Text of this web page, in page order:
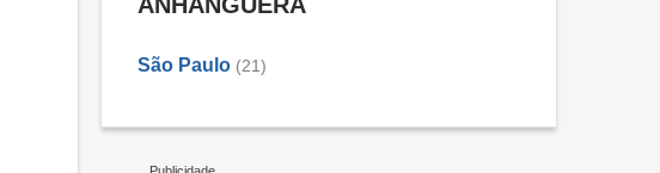
São Paulo (21)